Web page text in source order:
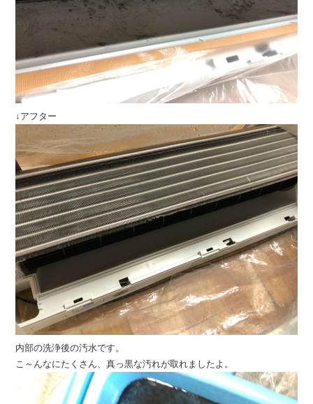
↓アフター
内部の洗浄後の汚水です。
こ～んなにたくさん、真っ黒な汚れが取れましたよ。